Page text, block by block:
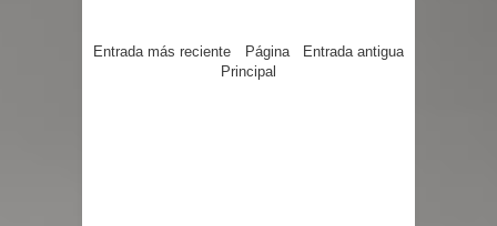
Entrada más reciente Entrada antigua
Página
Principal